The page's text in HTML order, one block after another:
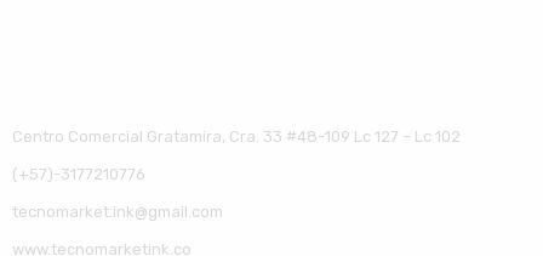
Centro Comercial Gratamira, Cra. 33 #48-109 Lc 127 – Lc 102
(+57)-3177210776
tecnomarket.ink@gmail.com
www.tecnomarketink.co